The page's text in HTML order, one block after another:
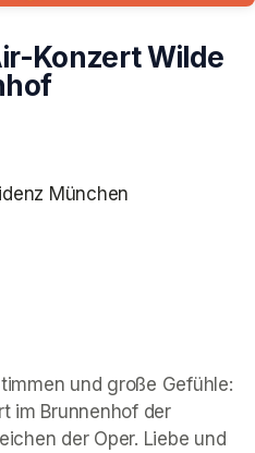
Konzert Wilde
München
und große Gefühle:
im Brunnenhof der
der Oper. Liebe und